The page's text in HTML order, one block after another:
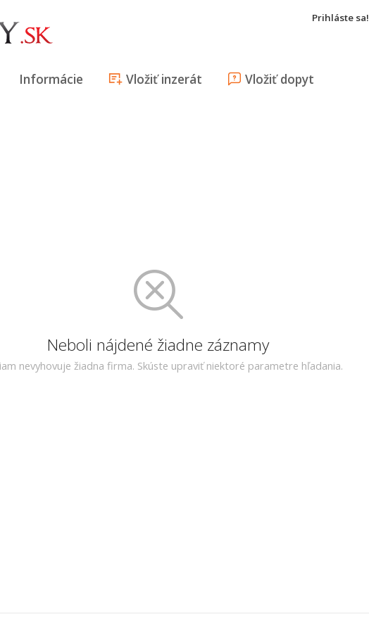
Prihláste sa!
Informácie Vložiť inzerát Vložiť dopyt
Neboli nájdené žiadne záznamy
nevyhovuje žiadna firma. Skúste upraviť niektoré parametre hľadania.